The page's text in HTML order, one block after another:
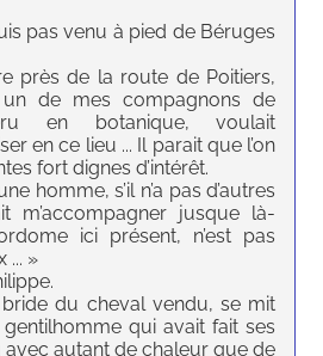
pas venu à pied de Béruges
près de la route de Poitiers,
de mes compagnons de
en botanique, voulait
en ce lieu ... Il parait que l’on
fort dignes d’intérêt.
homme, s’il n’a pas d’autres
m’accompagner jusque là-
ici présent, n’est pas
... »
du cheval vendu, se mit
qui avait fait ses
avec autant de chaleur que de